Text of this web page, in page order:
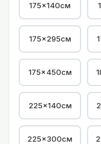
175×140см
175×295см
175×450см
225×140см
225×300см